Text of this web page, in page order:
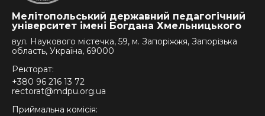
Мелітопольський державний педагогічний
університет імені Богдана Хмельницького
вул. Наукового містечка, 59, м. Запоріжжя, Запорізька
область, Україна, 69000
Ректорат:
+380 96 216 13 72
rectorat@mdpu.org.ua
Приймальна комісія: